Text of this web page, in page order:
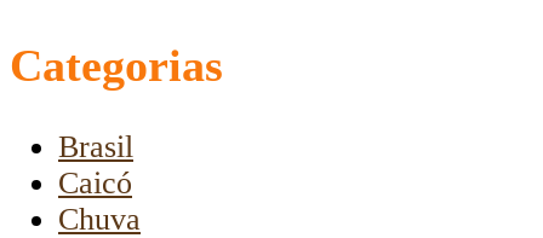
Categorias
Brasil
Caicó
Chuva